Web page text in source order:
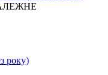
року)